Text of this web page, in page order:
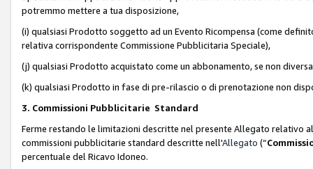
potremmo mettere a tua disposizione,
(i) qualsiasi Prodotto soggetto ad un Evento Ricompensa (come
relativa corrispondente Commissione Pubblicitaria Speciale),
(j) qualsiasi Prodotto acquistato come un abbonamento, se non
(k) qualsiasi Prodotto in fase di pre-rilascio o di prenotazione non
3. Commissioni Pubblicitarie Standard
Ferme restando le limitazioni descritte nel presente Allegato relativo
commissioni pubblicitarie standard descritte nell'Allegato (“
percentuale del Ricavo Idoneo.